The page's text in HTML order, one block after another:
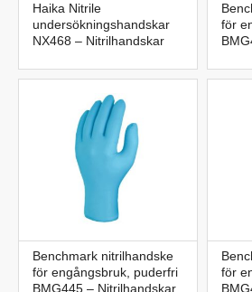
Haika Nitrile
undersökningshandskar
NX468 – Nitrilhandskar
för
Benchmark nitrilhandske
för engångsbruk, puderfri
BMG445 – Nitrilhandskar
för